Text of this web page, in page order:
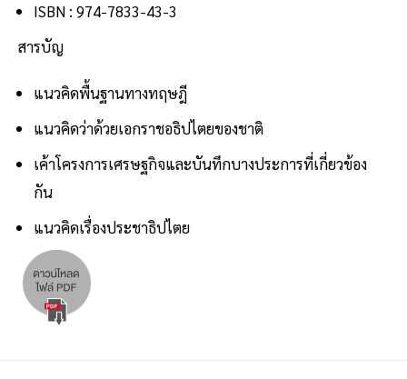
ISBN : 974-7833-43-3
สารบัญ
แนวคิดพื้นฐานทางทฤษฎี
แนวคิดว่าด้วยเอกราชอธิปไตยของชาติ
เค้าโครงการเศรษฐกิจและบันทึกบางประการที่เกี่ยวข้อง
กัน
แนวคิดเรื่องประชาธิปไตย